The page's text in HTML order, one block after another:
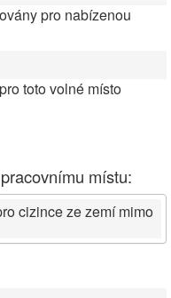
pro nabízenou
toto volné místo
místu:
cizince ze zemí mimo